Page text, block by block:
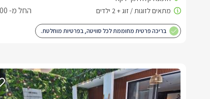
החל מ- ₪1100
בריכה פרטית מחוממת לכל סוויטה, בפרטיות מוחלטת.